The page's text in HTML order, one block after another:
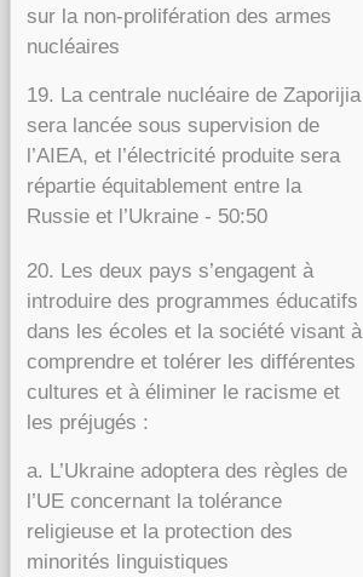
sur la non-prolifération des armes
nucléaires
19. La centrale nucléaire de Zaporijia
sera lancée sous supervision de
l’AIEA, et l’électricité produite sera
répartie équitablement entre la
Russie et l’Ukraine - 50:50
20. Les deux pays s’engagent à
introduire des programmes éducatifs
dans les écoles et la société visant à
comprendre et tolérer les différentes
cultures et à éliminer le racisme et
les préjugés :
a. L’Ukraine adoptera des règles de
l’UE concernant la tolérance
religieuse et la protection des
minorités linguistiques